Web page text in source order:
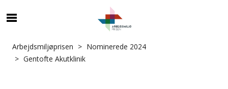
Arbejdsmiljøprisen
Nominerede 2024
Gentofte Akutklinik